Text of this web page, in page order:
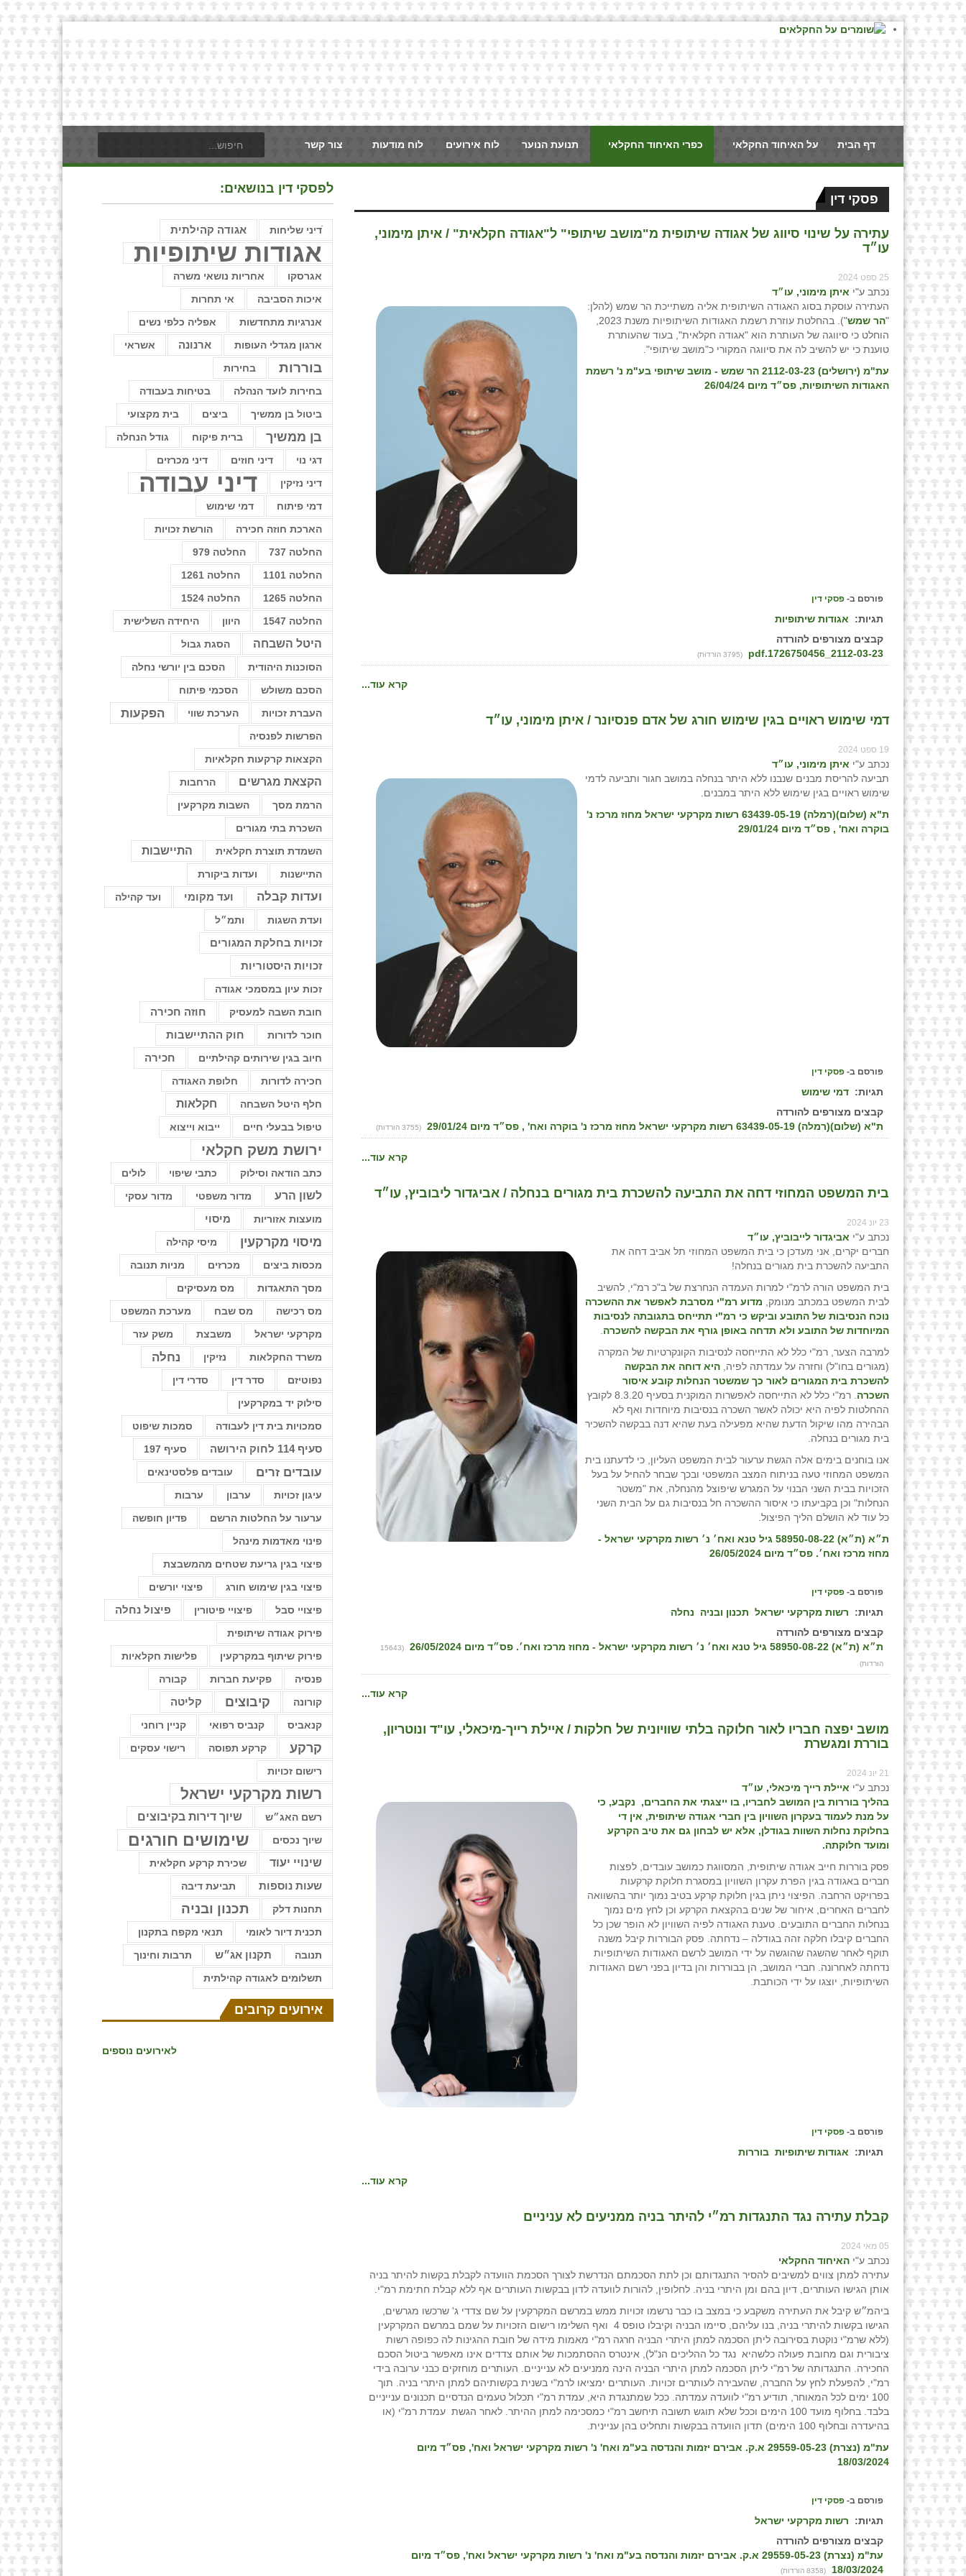
דף הבית על האיחוד החקלאי כפרי האיחוד החקלאי תנועת הנוער לוח אירועים לוח מודעות צור קשר
פסקי דין
עתירה על שינוי סיווג של אגודה שיתופית מ"מושב שיתופי" ל"אגודה חקלאית" / איתן מימוני,
עו״ד
25 ספט 2024
נכתב ע"י איתן מימוני, עו״ד
העתירה עוסקת בסוג האגודה השיתופית אליה משתייכת הר שמש (להלן:
"הר שמש
הוחלט כי סיווגה של העותרת הוא "אגודה חקלאית", בעוד שהעותרת
טוענת כי יש להשיב לה את סיווגה המקורי כ"מושב שיתופי".
עת"מ (ירושלים) 2112-03-23 הר שמש - מושב שיתופי בע"מ נ' רשמת
האגודות השיתופיות, פס״ד מיום 26/04/24
פורסם ב- פסקי דין
תגיות:
אגודות שיתופיות
קבצים מצורפים להורדה
2112-03-23_1726750456.pdf
(3795 הורדות)
קרא עוד...
דמי שימוש ראויים בגין שימוש חורג של אדם פנסיונר / איתן מימוני, עו״ד
19 ספט 2024
נכתב ע"י איתן מימוני, עו״ד
תביעה להריסת מבנים שנבנו ללא היתר בנחלה במושב חגור ותביעה לדמי
שימוש ראויים בגין שימוש ללא היתר במבנים.
ת"א (שלום)(רמלה) 63439-05-19 רשות מקרקעי ישראל מחוז מרכז נ'
בוקרה ואח' , פס״ד מיום 29/01/24
פורסם ב- פסקי דין
תגיות: דמי שימוש
קבצים מצורפים להורדה
ת"א (שלום)(רמלה) 63439-05-19 רשות מקרקעי ישראל מחוז מרכז נ' בוקרה ואח' , פס״ד מיום 29/01/24
(3755 הורדות)
קרא עוד...
בית המשפט המחוזי דחה את התביעה להשכרת בית מגורים בנחלה / אביגדור ליבוביץ, עו״ד
23 יונ 2024
נכתב ע"י אביגדור לייבוביץ, עו״ד
חברים יקרים, אני מעדכן כי בית המשפט המחוזי תל אביב דחה את
התביעה להשכרת בית מגורים בנחלה!
בית המשפט הורה לרמ"י למרות העמדה הנחרצת של ב"כ רמ"י, להשיב
לבית המשפט במכתב מנומק, מדוע רמ"י מסרבת לאפשר את ההשכרה
נוכח הנסיבות של התובע וביקש כי רמ"י תתייחס בתגובתה לנסיבות
המיוחדות של התובע ולא תדחה באופן גורף את הבקשה להשכרה
למרבה הצער, רמ"י כלל לא התייחסה לנסיבות הקונקרטיות של המקרה
(מגורים בחו"ל) וחזרה על עמדתה לפיה, היא דוחה את הבקשה
להשכרת בית המגורים לאור כך שמשטר הנחלות קובע איסור
השכרה
. רמ"י כלל לא התייחסה לאפשרות המוקנית בסעיף 8.3.20 לקובץ
ההחלטות לפיה היא יכולה לאשר השכרה בנסיבות מיוחדות ואף לא
הבהירה מהו שיקול הדעת שהיא מפעילה בעת שהיא דנה בבקשה להשכיר
בית מגורים בנחלה.
אנו בוחנים בימים אלה הגשת ערעור לבית המשפט העליון, כי לדעתנו בית
המשפט המחוזי טעה בניתוח המצב המשפטי ובכך שבחר להחיל על בעל
הזכויות בבית השני הבנוי על המגרש שיפוצל מהנחלה, את "משטר
הנחלות" וכן בקביעתו כי איסור ההשכרה חל בנסיבות גם על הבית השני
כל עוד לא הושלם הליך הפיצול.
ת״א (ת״א) 58950-08-22 גיל טנא ואח׳ נ׳ רשות מקרקעי ישראל -
מחוז מרכז ואח׳. פס״ד מיום 26/05/2024
פורסם ב- פסקי דין
תגיות: רשות מקרקעי ישראל תכנון ובניה
נחלה
קבצים מצורפים להורדה
ת״א (ת״א) 58950-08-22 גיל טנא ואח׳ נ׳ רשות מקרקעי ישראל - מחוז מרכז ואח׳. פס״ד מיום 26/05/2024
(15643
הורדות)
קרא עוד...
מושב יפצה חבריו לאור חלוקה בלתי שוויונית של חלקות / איילת רייך-מיכאלי, עו"ד ונוטריון,
בוררת ומגשרת
21 יונ 2024
נכתב ע"י איילת רייך מיכאלי, עו״ד
בהליך בוררות בין המושב לחבריו, בו ייצגתי את החברים, נקבע, כי
על מנת לעמוד בעקרון השוויון בין חברי אגודה שיתופית, אין די
בחלוקת נחלות השוות בגודלן, אלא יש לבחון גם את טיב הקרקע
ומועד חלוקתה.
פסק בוררות חייב אגודה שיתופית, המסווגת כמושב עובדים, לפצות
חברים באגודה בגין הפרת עקרון השוויון במסגרת חלוקת קרקעות
בפרויקט הרחבה. הפיצוי ניתן בגין חלוקת קרקע בטיב נמוך יותר בהשוואה
לחברים האחרים, איחור של שנים בהקצאת הקרקע וכן לחץ מים נמוך
בנחלות החברים התובעים. טענת האגודה לפיה השוויון לא הופר שכן כל
החברים קיבלו חלקה זהה בגודלה – נדחתה. פסק הבוררות קיבל משנה
תוקף לאחר שהשגה שהוגשה על ידי המושב לרשם האגודות השיתופיות
נדחתה לאחרונה. חברי המושב, הן בבוררות והן בדיון בפני רשם האגודות
השיתופיות, יוצגו על ידי הכותבת.
פורסם ב- פסקי דין
תגיות: אגודות שיתופיות בוררות
קרא עוד...
קבלת עתירה נגד התנגדות רמ״י להיתר בניה ממניעים לא עניניים
05 מאי 2024
נכתב ע"י האיחוד החקלאי
עתירה למתן צווים למשיבים להסיר התנגדותם וכן לתת הסכמתם הנדרשת לצורך הסכמת הוועדה לקבלת בקשות להיתר בניה
אותן הגישו העותרים, דיון בהם ומן היתרי בניה. לחלופין, להורות לוועדה לדון בבקשות העותרים אף ללא קבלת חתימת רמ"י.
ביהמ״ש קיבל את העתירה משקבע כי במצב בו כבר נרשמו זכויות ממש במרשם המקרקעין על שם צדדי ג' שרכשו מגרשים,
הגישו בקשות להיתרי בניה, בנו עליהם, סיימו הבניה וקיבלו טופס 4 ואף השלימו רישום הזכויות על שמם במרשם המקרקעין
(ללא שרמ"י נוקטת בסירובה ליתן הסכמה למתן היתרי הבניה חרגה רמ"י מאמות מידה של חובת ההגינות לה כפופה רשות
ציבורית וגם מחובת פעולה כלשהיא נגד כל ההליכים הנ"ל), אינטרס ההסתמכות של אותם צדדים אינו מאפשר ביטול הסכם
החכירה. התנגדותה של רמ"י ליתן הסכמה למתן היתרי הבניה הינה ממניעים לא ענייניים. העותרים מוחזקים כבני ערובה בידי
רמ"י, להפעלת לחץ על החברה, שהעבירה לעותרים זכויות. העותרים ימציאו לרמ"י בשנית בקשותיהם למתן היתרי בניה. תוך
100 ימים לכל המאוחר, תודיע רמ"י לוועדה עמדתה. ככל שמתנגדת היא, עמדת רמ"י תכלול טעמים הנדסיים תכנונים ענייניים
בלבד. בחלוף מועד 100 הימים וככל שלא תוגש תשובה תיחשב רמ"י כמסכימה למתן ההיתר. לאחר הגשת עמדת רמ"י (או
בהיעדרה ובחלוף 100 הימים) תדון הוועדה בבקשות ותחליט בהן עניינית.
עת"מ (נצרת) 29559-05-23 א.ק. אבירם יזמות והנדסה בע"מ ואח' נ' רשות מקרקעי ישראל ואח', פס״ד מיום
18/03/2024
פורסם ב- פסקי דין
תגיות:
רשות מקרקעי ישראל
קבצים מצורפים להורדה
עת"מ (נצרת) 29559-05-23 א.ק. אבירם יזמות והנדסה בע"מ ואח' נ' רשות מקרקעי ישראל ואח', פס״ד מיום
18/03/2024
(8358 הורדות)
לפסקי דין בנושאים:
ֿדיני שליחות אגודה קהילתית
אגודות שיתופיות
אגרסקו
אחריות נושאי משרה
איכות הסביבה
אי תחרות
אנרגיות מתחדשות
אפליה כלפי נשים
ארגון מגדלי העופות
ארנונה אשראי
בוררות
בחירות
בחירות לועד הנהלה
בטיחות בעבודה
ביטול בן ממשיך
ביצים בית מקצועי
בן ממשיך ברית פיקוח
גודל הנחלה
דגי נוי
דיני חוזים
דיני מכרזים
דיני נזיקין
דיני עבודה
דמי פיתוח
דמי שימוש
הארכת חוזה חכירה
הורשת זכויות
החלטה 737
החלטה 979
החלטה 1101
החלטה 1261
החלטה 1265
החלטה 1524
החלטה 1547
היוון היחידה השלישית
היטל השבחה
הסגת גבול
הסוכנות היהודית
הסכם בין יורשי נחלה
הסכם משולש
הסכמי פיתוח
העברת זכויות
הערכת שווי הפקעות
הפרשות לפנסיה
הקצאות קרקעות חקלאיות
הקצאת מגרשים
הרחבות
הרמת מסך
השבות מקרקעין
השכרת בתי מגורים
השמדת תוצרת חקלאית
התיישבות
התיישנות ועדות ביקורת
ועדות קבלה ועד מקומי
ועד קהילה
ועדת השגות
ותמ״ל
זכויות בחלקת המגורים
זכויות היסטוריות
זכות עיון במסמכי אגודה
חובת השבה למעסיק
חוזה חכירה
חוכר לדורות חוק ההתיישבות
חיוב בגין שירותים קהילתיים
חכירה
חכירה לדורות
חלופת האגודה
חלף היטל השבחה
חקלאות
טיפול בבעלי חיים ייבוא וייצוא
ירושת משק חקלאי
כתב הודאה וסילוק כתבי שיפוי לולים
לשון הרע מדור משפטי
מדור עסקי
מועצות אזוריות
מיסוי
מיסוי מקרקעין
מיסי קהילה
מכסות ביצים
מכרזים
מניות תנובה
מסך התאגדות
מס מעסיקים
מס רכישה
מס שבח
מערכת המשפט
מקרקעי ישראל
משבצת
משק עזר
משרד החקלאות
נזיקין נחלה
נפוטיזם סדר דין
סדרי דין
סילוק יד במקרקעין
סמכויות בית דין לעבודה
סמכות שיפוט
סעיף 114 לחוק הירושה
סעיף 197
עובדים זרים
עובדים פלסטינאים
עיגון זכויות
ערבון
ערבות
ערעור על החלטות הרשם
פדיון חופשה
פינוי מאדמות מינהל
פיצוי בגין גריעת שטחים מהמשבצת
פיצוי בגין שימוש חורג
פיצוי יורשים
פיצויי סבל
פיצויי פיטורין
פיצול נחלה
פירוק אגודה שיתופית
פירוק שיתוף במקרקעין
פלישות חקלאיות
פנסיה
פקיעת חברות
קבורה
קורונה
קיבוצים קליטה
קנאביס קנביס רפואי קניין רוחני
קרקע קרקע תפוסה
רישוי עסקים
רישום זכויות
רשות מקרקעי ישראל
רשם האג״ש שיוך דירות בקיבוצים
שיוך נכסים שימושים חורגים
שינויי יעוד שכירת קרקע חקלאית
שעות נוספות
תביעת דיבה
תחנות דלק
תכנון ובניה
תכנית דיור לאומי
תנאי מקפח בתקנון
תנובה
תקנון אג״ש
תרבות וחינוך
תשלומים לאגודה קהילתית
אירועים קרובים
לאירועים נוספים